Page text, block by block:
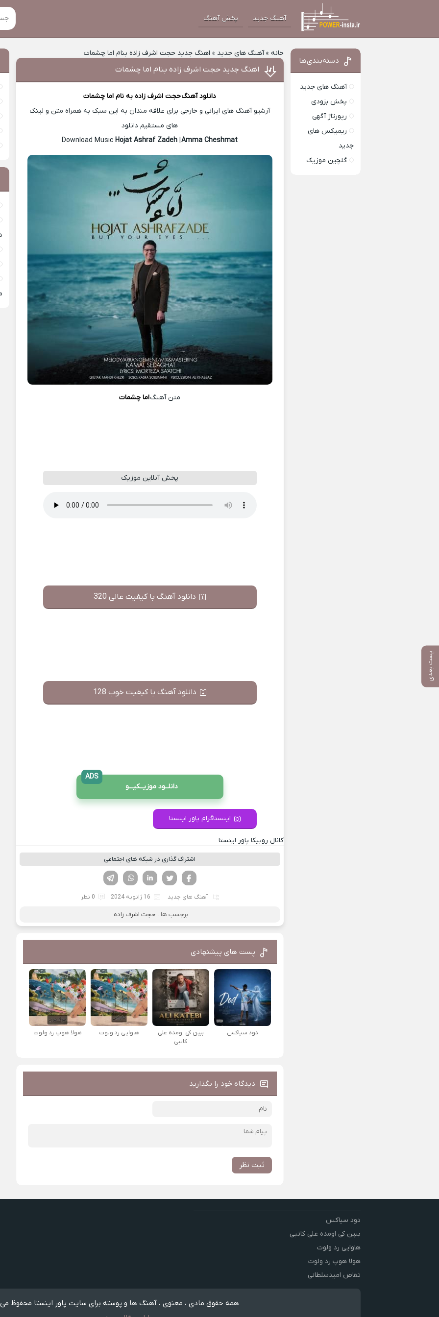
آهنگ جدید پخش آهنگ
خانه »آهنگ های جدید » اهنگ جدید حجت اشرف زاده بنام اما چشمات
پست بعدی
اهنگ جدید حجت اشرف زاده بنام اما چشمات
دانلود آهنگحجت اشرف زادهبه نام اما چشمات
آرشیو آهنگ های ایرانی و خارجی برای علاقه مندان به این سبک به همراه متن و لینک
های مستقیم دانلود
Download Music
Hojat Ashraf Zadeh|Amma Cheshmat
متن آهنگاما چشمات
پخش آنلاین موزیک
دانلود آهنگ با کیفیت عالی 320
دانلود آهنگ با کیفیت خوب 128
دانلــود موزیــکیـــو
ADS
اینستاگرام پاور اینستا
کانال روبیکا پاور اینستا
اشتراک گذاری در شبکه های اجتماعی
لینکدین تویتر
فیسوک
آهنگ های جدید 16 ژانویه 2024 0 نظر
برچسب ها : حجت اشرف زاده
پست های پیشنهادی
دود سیاکس
ببین کی اومده علی
کاتبی
هاوایی رد ولوت هولا هوپ رد ولوت
دیدگاه خود را بگذارید
ثبت نظر
دسته‌بندی‌ها
آهنگ های جدید
پخش بزودی
رپورتاژ آگهی
ریمیکس های
جدید
گلچین موزیک
دود سیاکس
ببین کی اومده علی کاتبی
هاوایی رد ولوت
هولا هوپ رد ولوت
تقاص امیدسلطانی
همه حقوق مادی ، معنوی ، آهنگ ها و پوسته برای سایت پاور اینستا محفوظ